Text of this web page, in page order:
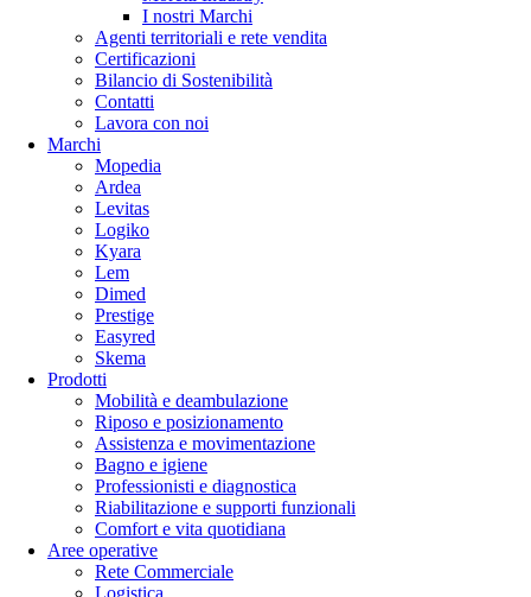
I nostri Marchi
Agenti territoriali e rete vendita
Certificazioni
Bilancio di Sostenibilità
Contatti
Lavora con noi
Marchi
Mopedia
Ardea
Levitas
Logiko
Kyara
Lem
Dimed
Prestige
Easyred
Skema
Prodotti
Mobilità e deambulazione
Riposo e posizionamento
Assistenza e movimentazione
Bagno e igiene
Professionisti e diagnostica
Riabilitazione e supporti funzionali
Comfort e vita quotidiana
Aree operative
Rete Commerciale
Logistica